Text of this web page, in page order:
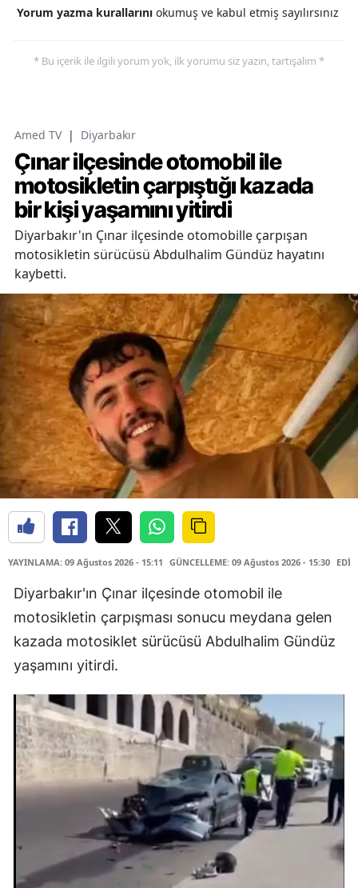
Yorum yazma kurallarını okumuş ve kabul etmiş sayılırsınız
* Bu içerik ile ilgili yorum yok, ilk yorumu siz yazın, tartışalım *
Amed TV | Diyarbakır
Çınar ilçesinde otomobil ile
motosikletin çarpıştığı kazada
bir kişi yaşamını yitirdi
Diyarbakır'ın Çınar ilçesinde otomobille çarpışan
motosikletin sürücüsü Abdulhalim Gündüz hayatını
kaybetti.
YAYINLAMA: 09 Ağustos 2026 - 15:11 GÜNCELLEME: 09 Ağustos 2026 - 15:30
Diyarbakır'ın Çınar ilçesinde otomobil ile
motosikletin çarpışması sonucu meydana gelen
kazada motosiklet sürücüsü Abdulhalim Gündüz
yaşamını yitirdi.